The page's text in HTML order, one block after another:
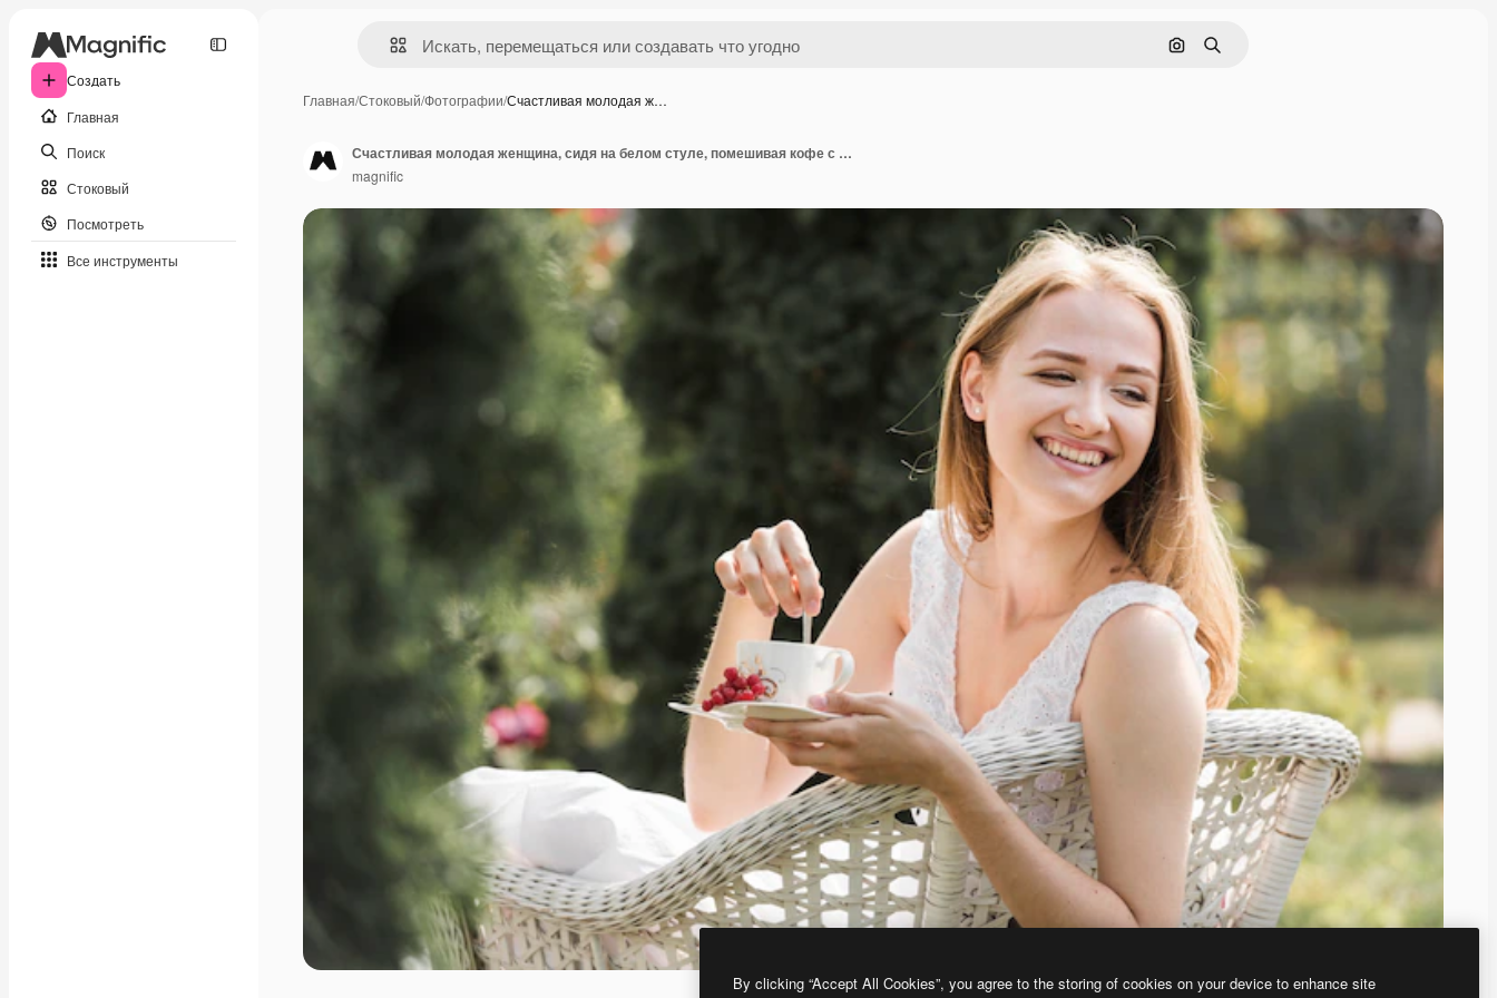
Создать
Главная
Поиск
Стоковый
Посмотреть
Все инструменты
Поиск по изображению
Поиск
Главная/Стоковый/Фотографии/Счастливая молодая ж…
Счастливая молодая женщина, сидя на белом стуле, помешивая кофе с ложкой
magnific
By clicking “Accept All Cookies”, you agree to the storing of cookies on your device to enhance site